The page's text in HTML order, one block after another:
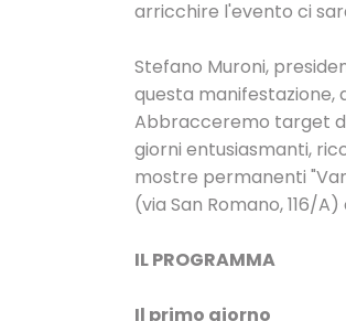
arricchire l'evento ci
Stefano Muroni,
questa manifestazione,
Abbracceremo target
giorni entusiasmanti,
mostre permanenti
(via San Romano, 116/
IL PROGRAMMA
Il primo giorno